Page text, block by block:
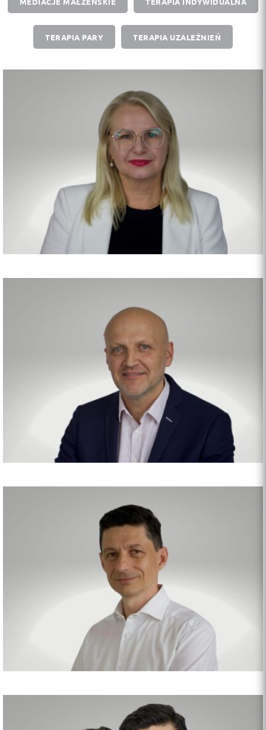
TERAPIA PARY TERAPIA UZALEŻNIEŃ